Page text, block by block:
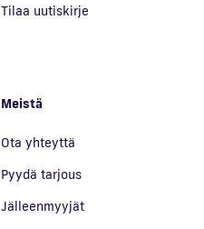
Tilaa uutiskirje
Meistä
Ota yhteyttä
Pyydä tarjous
Jälleenmyyjät